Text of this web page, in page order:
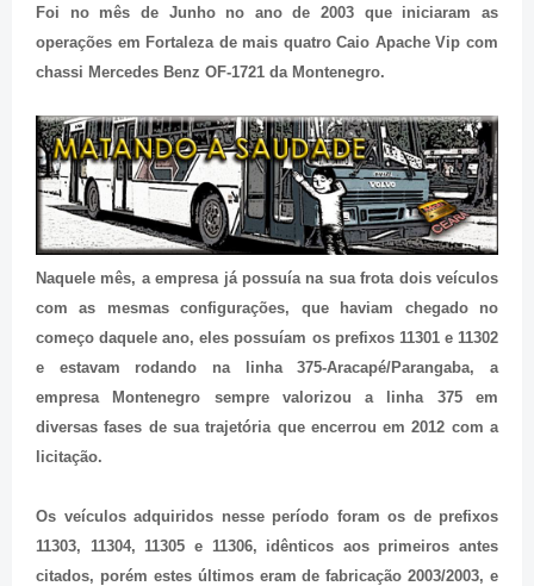
Foi no mês de Junho no ano de 2003 que iniciaram as
operações em Fortaleza de mais quatro Caio Apache Vip com
chassi Mercedes Benz OF-1721 da Montenegro.
Naquele mês, a empresa já possuía na sua frota dois veículos
com as mesmas configurações, que haviam chegado no
começo daquele ano, eles possuíam os prefixos 11301 e 11302
e estavam rodando na linha 375-Aracapé/Parangaba, a
empresa Montenegro sempre valorizou a linha 375 em
diversas fases de sua trajetória que encerrou em 2012 com a
licitação.
Os veículos adquiridos nesse período foram os de prefixos
11303, 11304, 11305 e 11306, idênticos aos primeiros antes
citados, porém estes últimos eram de fabricação 2003/2003, e